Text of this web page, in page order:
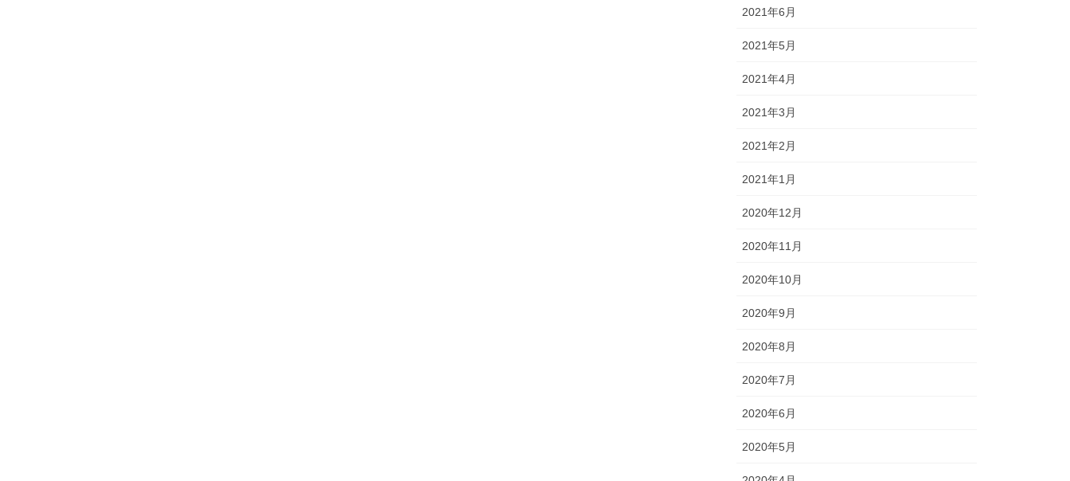
2021年6月
2021年5月
2021年4月
2021年3月
2021年2月
2021年1月
2020年12月
2020年11月
2020年10月
2020年9月
2020年8月
2020年7月
2020年6月
2020年5月